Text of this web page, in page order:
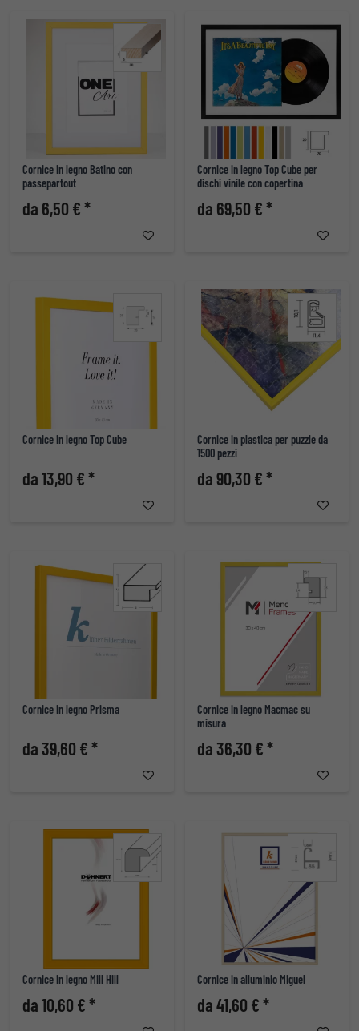
Cornice in legno Batino con
passepartout
da 6,50 € *
Cornice in legno Top Cube per
dischi vinile con copertina
da 69,50 € *
Cornice in legno Top Cube
da 13,90 € *
Cornice in plastica per puzzle da
1500 pezzi
da 90,30 € *
Cornice in legno Prisma
da 39,60 € *
Cornice in legno Macmac su
misura
da 36,30 € *
Cornice in legno Mill Hill
da 10,60 € *
Cornice in alluminio Miguel
da 41,60 € *